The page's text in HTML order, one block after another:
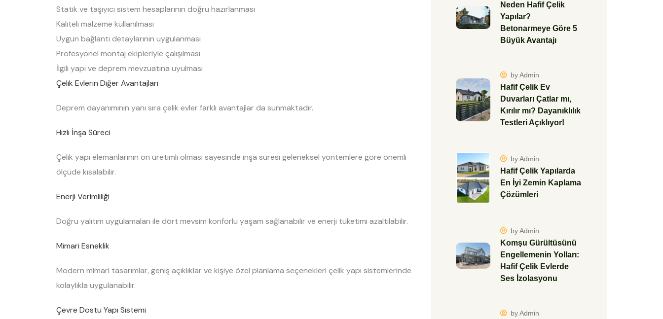
Statik ve taşıyıcı sistem hesaplarının doğru hazırlanması
Kaliteli malzeme kullanılması
Uygun bağlantı detaylarının uygulanması
Profesyonel montaj ekipleriyle çalışılması
İlgili yapı ve deprem mevzuatına uyulması
Çelik Evlerin Diğer Avantajları
Deprem dayanımının yanı sıra çelik evler farklı avantajlar da sunmaktadır.
Hızlı İnşa Süreci
Çelik yapı elemanlarının ön üretimli olması sayesinde inşa süresi geleneksel yöntemlere göre önemli
ölçüde kısalabilir.
Enerji Verimliliği
Doğru yalıtım uygulamaları ile dört mevsim konforlu yaşam sağlanabilir ve enerji tüketimi azaltılabilir.
Mimari Esneklik
Modern mimari tasarımlar, geniş açıklıklar ve kişiye özel planlama seçenekleri çelik yapı sistemlerinde
kolaylıkla uygulanabilir.
Çevre Dostu Yapı Sistemi
Neden Hafif Çelik
Yapılar?
Betonarmeye Göre 5
Büyük Avantajı
by Admin
Hafif Çelik Ev
Duvarları Çatlar mı,
Kırılır mı? Dayanıklılık
Testleri Açıklıyor!
by Admin
Hafif Çelik Yapılarda
En İyi Zemin Kaplama
Çözümleri
by Admin
Komşu Gürültüsünü
Engellemenin Yolları:
Hafif Çelik Evlerde
Ses İzolasyonu
by Admin